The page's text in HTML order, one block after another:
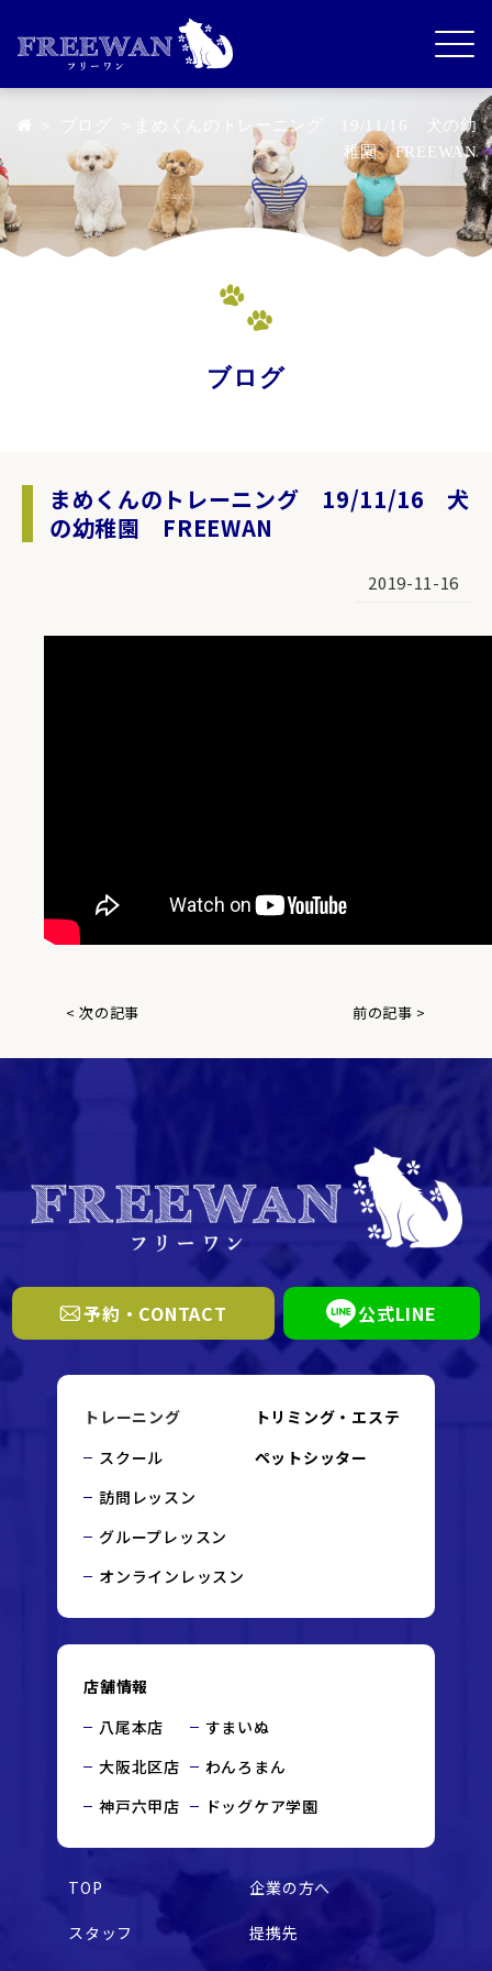
＞まめくんのトレーニング 19/11/16 犬の幼
稚園 FREEWAN
ブログ
まめくんのトレーニング 19/11/16 犬
の幼稚園 FREEWAN
2019-11-16
< 次の記事 前の記事 >
予約・CONTACT 公式LINE
トレーニング
スクール
訪問レッスン
グループレッスン
オンラインレッスン
トリミング・エステ
ペットシッター
店舗情報
八尾本店
大阪北区店
神戸六甲店
すまいぬ
わんろまん
ドッグケア学園
TOP 企業の方へ
スタッフ 提携先